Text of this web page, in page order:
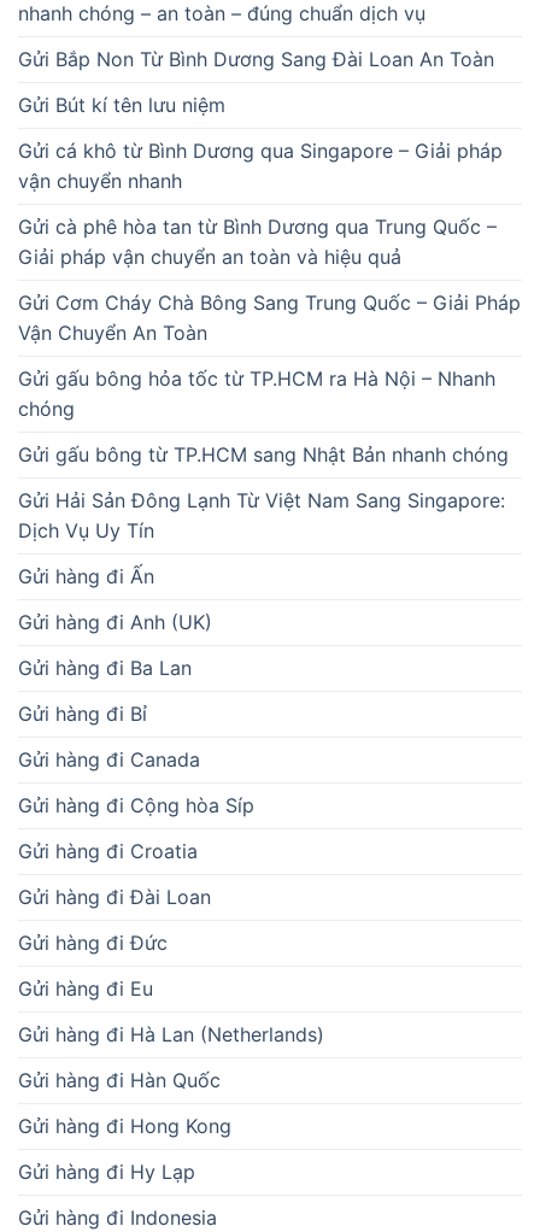
nhanh chóng – an toàn – đúng chuẩn dịch vụ
Gửi Bắp Non Từ Bình Dương Sang Đài Loan An Toàn
Gửi Bút kí tên lưu niệm
Gửi cá khô từ Bình Dương qua Singapore – Giải pháp
vận chuyển nhanh
Gửi cà phê hòa tan từ Bình Dương qua Trung Quốc –
Giải pháp vận chuyển an toàn và hiệu quả
Gửi Cơm Cháy Chà Bông Sang Trung Quốc – Giải Pháp
Vận Chuyển An Toàn
Gửi gấu bông hỏa tốc từ TP.HCM ra Hà Nội – Nhanh
chóng
Gửi gấu bông từ TP.HCM sang Nhật Bản nhanh chóng
Gửi Hải Sản Đông Lạnh Từ Việt Nam Sang Singapore:
Dịch Vụ Uy Tín
Gửi hàng đi Ấn
Gửi hàng đi Anh (UK)
Gửi hàng đi Ba Lan
Gửi hàng đi Bỉ
Gửi hàng đi Canada
Gửi hàng đi Cộng hòa Síp
Gửi hàng đi Croatia
Gửi hàng đi Đài Loan
Gửi hàng đi Đức
Gửi hàng đi Eu
Gửi hàng đi Hà Lan (Netherlands)
Gửi hàng đi Hàn Quốc
Gửi hàng đi Hong Kong
Gửi hàng đi Hy Lạp
Gửi hàng đi Indonesia